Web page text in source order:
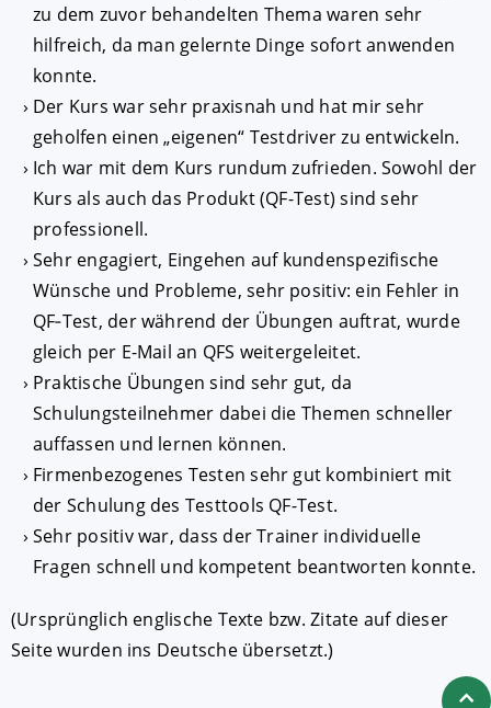
zu dem zuvor behandelten Thema waren sehr
hilfreich, da man gelernte Dinge sofort anwenden
konnte.
Der Kurs war sehr praxisnah und hat mir sehr
geholfen einen „eigenen“ Testdriver zu entwickeln.
Ich war mit dem Kurs rundum zufrieden. Sowohl der
Kurs als auch das Produkt (QF-Test) sind sehr
professionell.
Sehr engagiert, Eingehen auf kundenspezifische
Wünsche und Probleme, sehr positiv: ein Fehler in
QF‑Test, der während der Übungen auftrat, wurde
gleich per E-Mail an QFS weitergeleitet.
Praktische Übungen sind sehr gut, da
Schulungsteilnehmer dabei die Themen schneller
auffassen und lernen können.
Firmenbezogenes Testen sehr gut kombiniert mit
der Schulung des Testtools QF-Test.
Sehr positiv war, dass der Trainer individuelle
Fragen schnell und kompetent beantworten konnte.
(Ursprünglich englische Texte bzw. Zitate auf dieser
Seite wurden ins Deutsche übersetzt.)